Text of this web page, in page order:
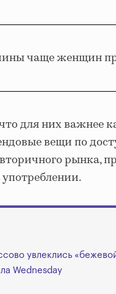
чаще женщин
для них важнее
вещи по
рынка,
увлеклись
Wednesday